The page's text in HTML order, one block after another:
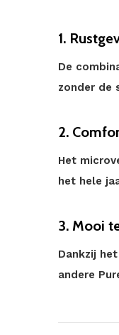
1.
De
zonder de
2.
Het
het hele
3. Mooi
Dankzij
andere